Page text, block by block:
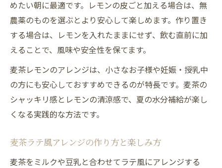
めたい朝に最適です。レモンの皮ごと加える場合は、無
農薬のものを選ぶとより安心して楽しめます。作り置き
する場合は、レモンを入れたままにせず、飲む直前に加
えることで、風味や安全性を保てます。
麦茶レモンのアレンジは、小さなお子様や妊娠・授乳中
の方にも安心しておすすめできるのが特長です。麦茶の
シャッキリ感とレモンの清涼感で、夏の水分補給が楽し
くなる実践的な方法です。
麦茶ラテ風アレンジの作り方と楽しみ方
麦茶をミルクや豆乳と合わせてラテ風にアレンジする